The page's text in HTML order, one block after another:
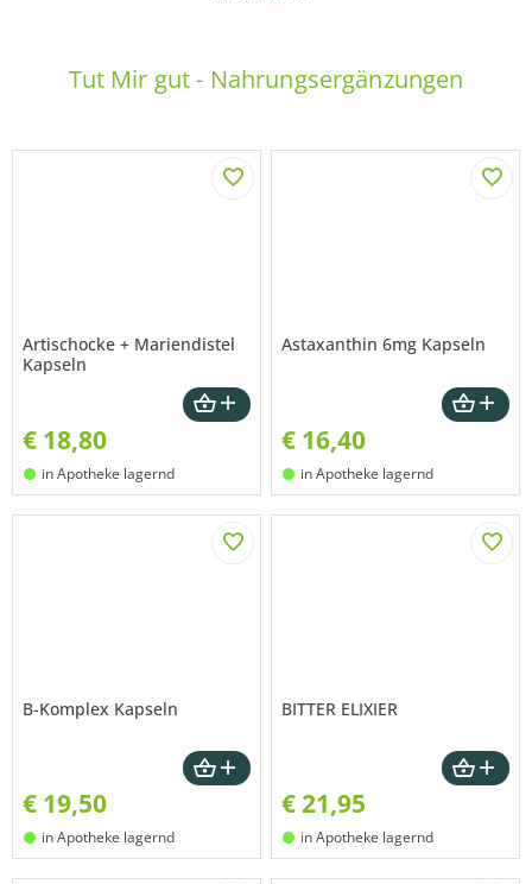
Tut Mir gut - Nahrungsergänzungen
Artischocke + Mariendistel
Kapseln
€ 18,80
in Apotheke lagernd
Astaxanthin 6mg Kapseln
€ 16,40
in Apotheke lagernd
B-Komplex Kapseln
€ 19,50
in Apotheke lagernd
BITTER ELIXIER
€21,95
in Apotheke lagernd